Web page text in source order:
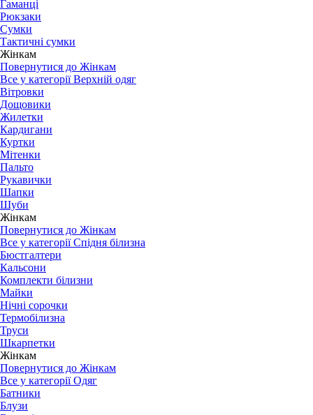
Гаманці
Рюкзаки
Сумки
Тактичні сумки
Жінкам
Повернутися до Жінкам
Все у категорії Верхній одяг
Вітровки
Дощовики
Жилетки
Кардигани
Куртки
Мітенки
Пальто
Рукавички
Шапки
Шуби
Жінкам
Повернутися до Жінкам
Все у категорії Спідня білизна
Бюстгалтери
Кальсони
Комплекти білизни
Майки
Нічні сорочки
Термобілизна
Труси
Шкарпетки
Жінкам
Повернутися до Жінкам
Все у категорії Одяг
Батники
Блузи